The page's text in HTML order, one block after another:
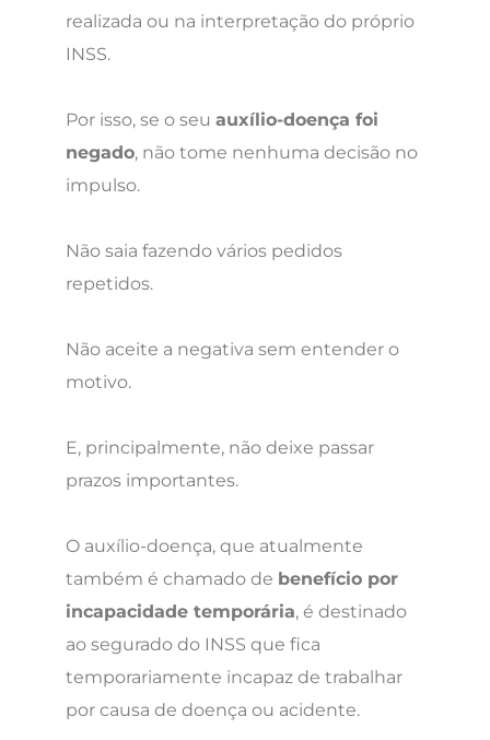
realizada ou na interpretação do próprio
INSS.
Por isso, se o seu auxílio-doença foi
negado, não tome nenhuma decisão no
impulso.
Não saia fazendo vários pedidos
repetidos.
Não aceite a negativa sem entender o
motivo.
E, principalmente, não deixe passar
prazos importantes.
O auxílio-doença, que atualmente
também é chamado de benefício por
incapacidade temporária, é destinado
ao segurado do INSS que fica
temporariamente incapaz de trabalhar
por causa de doença ou acidente.